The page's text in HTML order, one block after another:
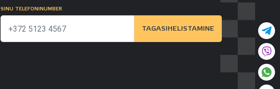
SINU TELEFONINUMBER
TAGASIHELISTAMINE